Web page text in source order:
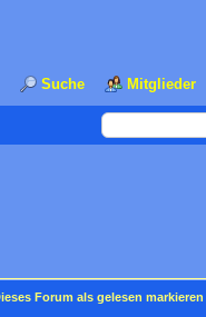
Suche Mitglieder
Forum als gelesen markieren